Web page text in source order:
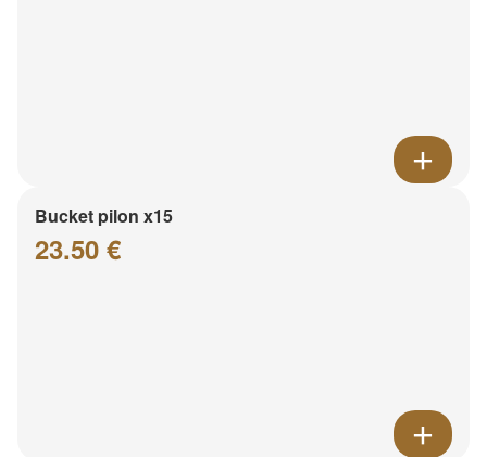
Bucket pilon x15
23.50 €